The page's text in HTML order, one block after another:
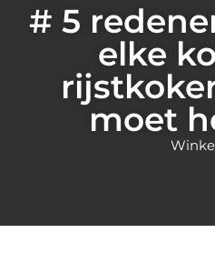
# 5
elke
moet